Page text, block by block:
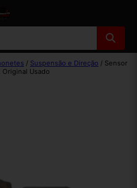
/ Suspensão e Direção / Sensor
Original Usado